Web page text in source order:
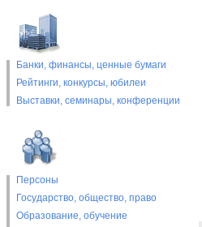
Банки, финансы, ценные бумаги
Рейтинги, конкурсы, юбилеи
Выставки, cеминары, конференции
Персоны
Государство, общество, право
Образование, обучение